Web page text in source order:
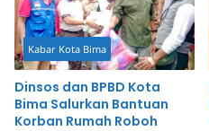
Kabar Kota Bima
Dinsos dan BPBD Kota
Bima Salurkan Bantuan
Korban Rumah Roboh